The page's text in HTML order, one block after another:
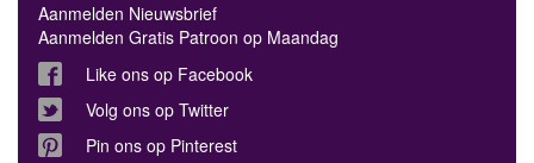
Aanmelden Nieuwsbrief
Aanmelden Gratis Patroon op Maandag
Like ons op Facebook
Volg ons op Twitter
Pin ons op Pinterest